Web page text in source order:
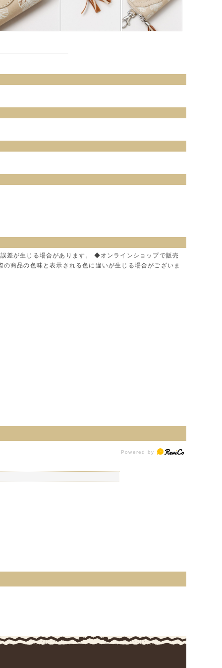
差が生じる場合があります。 ◆オンラインショップで販売
商品の色味と表示される色に違いが生じる場合がございま